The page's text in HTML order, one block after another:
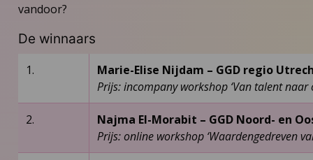
vandoor?
De winnaars
1.
Marie-Elise Nijdam – GGD regio
Prijs: incompany workshop ‘Van talent naar
2.
Najma El-Morabit – GGD Noord- en
Prijs: online workshop ‘Waardengedreven